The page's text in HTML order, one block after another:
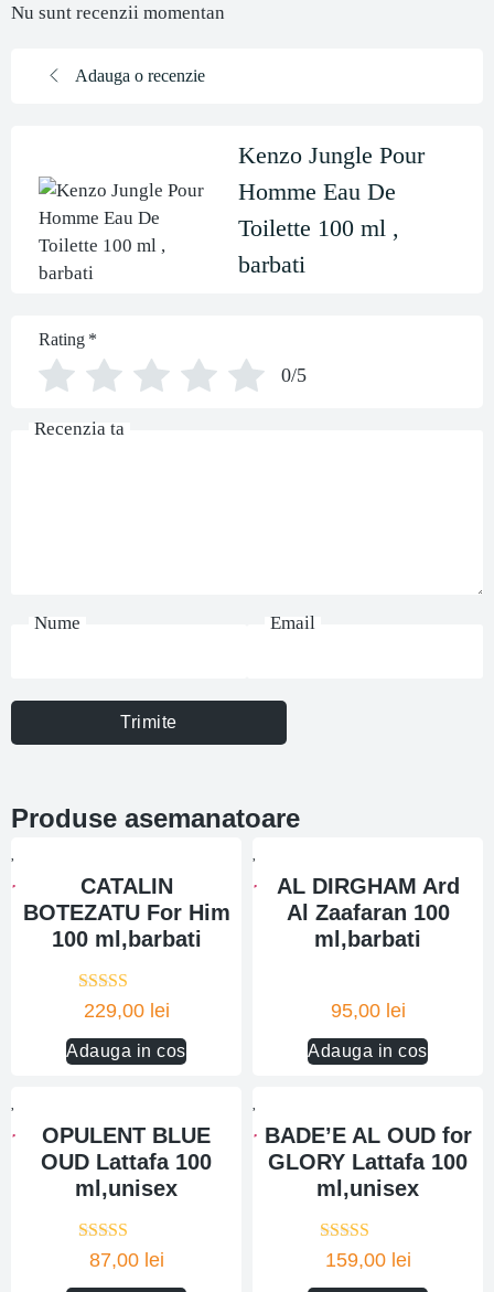
Nu sunt recenzii momentan
Adauga o recenzie
Kenzo Jungle Pour
Homme Eau De
Toilette 100 ml ,
barbati
Rating *
0/5
Recenzia ta
Nume Email
Trimite
Produse asemanatoare
CATALIN
BOTEZATU For Him
100 ml,barbati
229,00 lei
Adauga in cos
Evaluat la
5.00
AL DIRGHAM Ard
Al Zaafaran 100
ml,barbati
95,00 lei
Adauga in cos
OPULENT BLUE
OUD Lattafa 100
ml,unisex
87,00 lei
Evaluat la
5.00
BADE’E AL OUD for
GLORY Lattafa 100
ml,unisex
159,00 lei
Evaluat la
5.00